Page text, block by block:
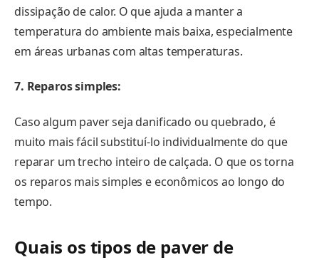
dissipação de calor. O que ajuda a manter a
temperatura do ambiente mais baixa, especialmente
em áreas urbanas com altas temperaturas.
7. Reparos simples:
Caso algum paver seja danificado ou quebrado, é
muito mais fácil substituí-lo individualmente do que
reparar um trecho inteiro de calçada. O que os torna
os reparos mais simples e econômicos ao longo do
tempo.
Quais os tipos de paver de